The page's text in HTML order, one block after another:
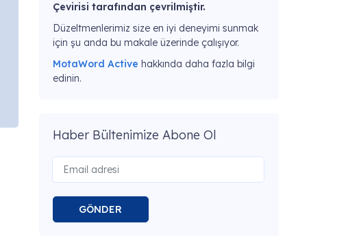
Çevirisi tarafından çevrilmiştir.
Düzeltmenlerimiz size en iyi deneyimi sunmak
için şu anda bu makale üzerinde çalışıyor.
MotaWord Active hakkında daha fazla bilgi
edinin.
Haber Bültenimize Abone Ol
GÖNDER